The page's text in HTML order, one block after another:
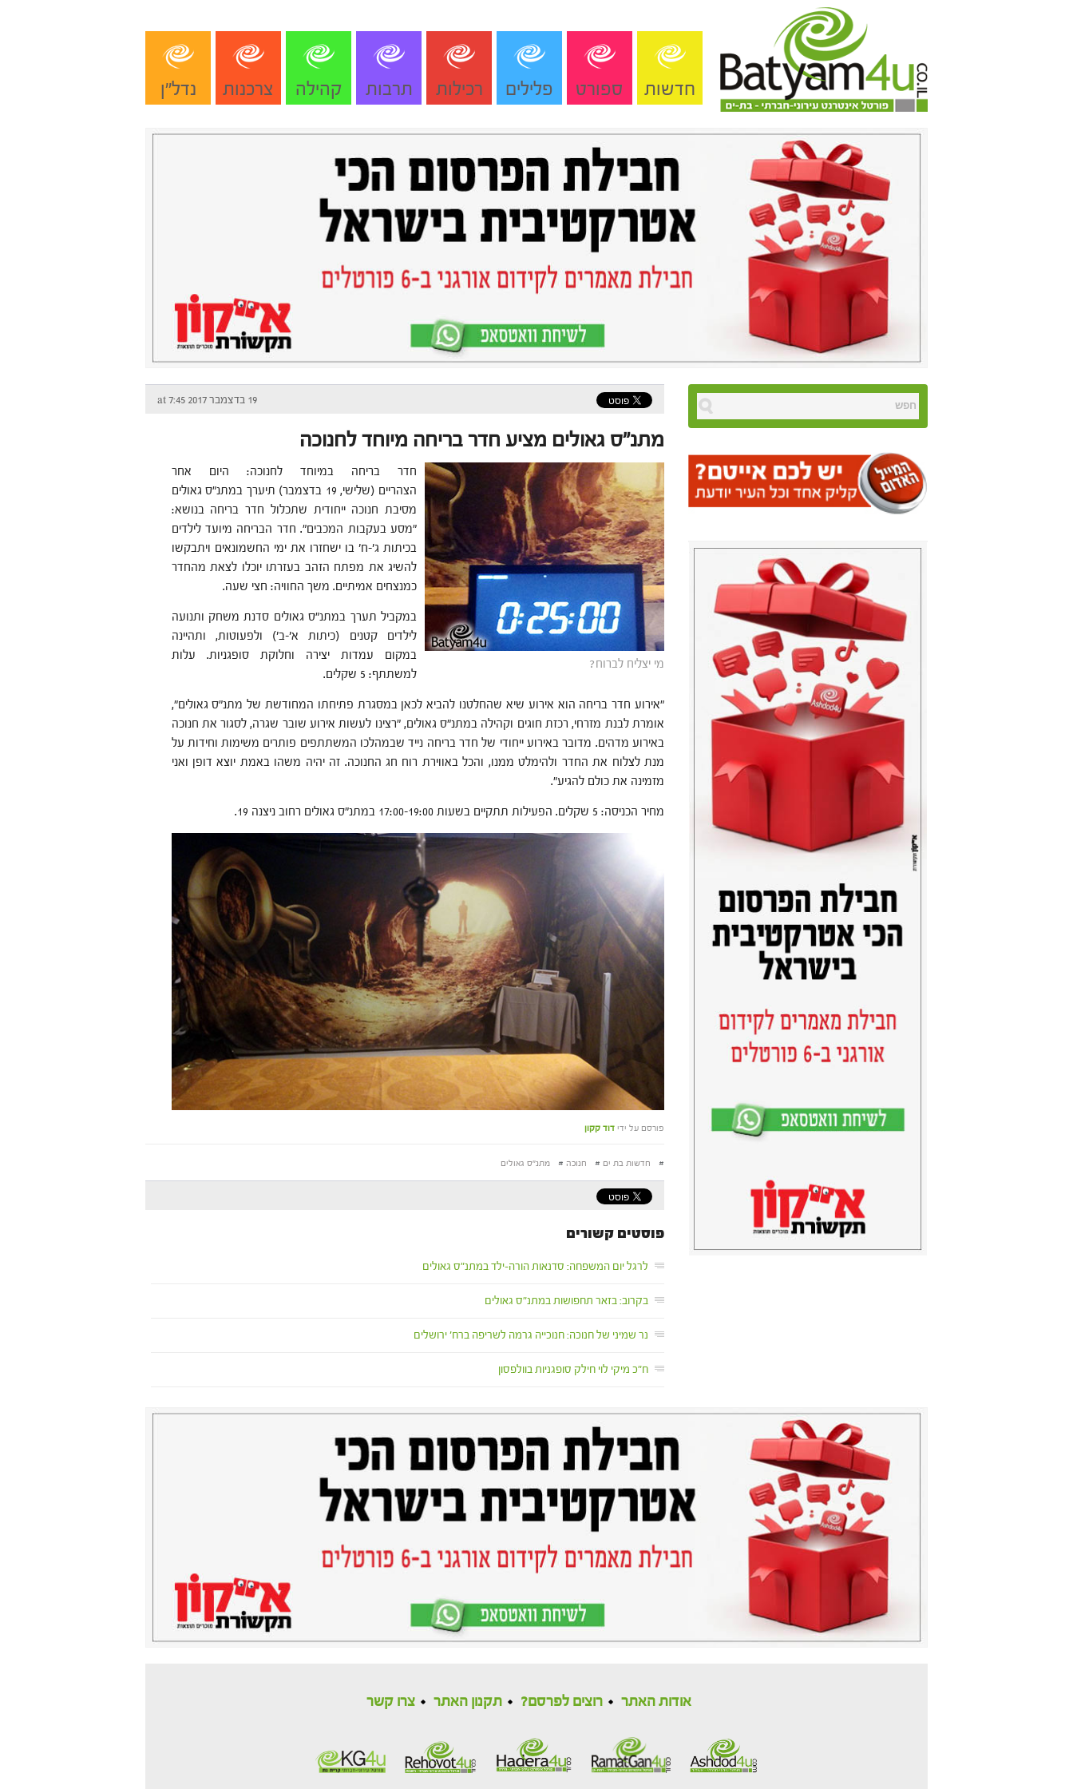
חדשות ספורט פלילים רכילות תרבות קהילה צרכנות נדל"ן
19 בדצמבר 2017 at 7:45
מתנ"ס גאולים מציע חדר בריחה מיוחד לחנוכה
מי יצליח לברוח?
חדר בריחה במיוחד לחנוכה: היום אחר
הצהריים (שלישי, 19 בדצמבר) תיערך במתנ"ס גאולים
מסיבת חנוכה ייחודית שתכלול חדר בריחה בנושא:
"מסע בעקבות המכבים". חדר הבריחה מיועד לילדים
בכיתות ג'-ח' בו ישחזרו את ימי החשמונאים ויתבקשו
להשיג את מפתח הזהב בעזרתו יוכלו לצאת מהחדר
כמנצחים אמיתיים. משך החוויה: חצי שעה.
במקביל תערך במתנ"ס גאולים סדנת משחק ותנועה
לילדים קטנים (כיתות א'-ב') ולפעוטות, ותהיינה
במקום עמדות יצירה וחלוקת סופגניות. עלות
למשתתף: 5 שקלים.
"אירוע חדר בריחה הוא אירוע שיא שהחלטנו להביא לכאן במסגרת פתיחתו המחודשת של מתנ"ס גאולים",
אומרת לבנת מזרחי, רכזת חוגים וקהילה במתנ"ס גאולים, "רצינו לעשות אירוע שובר שגרה, לסגור את חנוכה
באירוע מדהים. מדובר באירוע ייחודי של חדר בריחה נייד שבמהלכו המשתתפים פותרים משימות וחידות על
מנת לצלוח את החדר ולהימלט ממנו, והכל באווירת רוח חג החנוכה. זה יהיה משהו באמת יוצא דופן ואני
מזמינה את כולם להגיע".
מחיר הכניסה: 5 שקלים. הפעילות תתקיים בשעות 17:00-19:00 במתנ"ס גאולים רחוב ניצנה 19.
פורסם על ידי דוד קקון
# חדשות בת ים # חנוכה # מתנ"ס גאולים
פוסטים קשורים
לרגל יום המשפחה: סדנאות הורה-ילד במתנ"ס גאולים
בקרוב: בזאר תחפושות במתנ"ס גאולים
נר שמיני של חנוכה: חנוכייה גרמה לשריפה ברח' ירושלים
ח"כ מיקי לוי חילק סופגניות בוולפסון
אודות האתר רוצים לפרסם? תקנון האתר צרו קשר